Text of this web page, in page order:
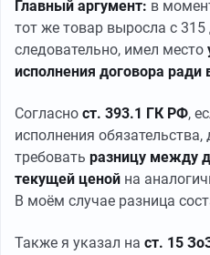
Главный аргумент: в
тот же товар выросла с 315
следовательно, имел место
исполнения договора
Согласно ст. 393.1 ГК РФ,
исполнения
требовать разницу между
текущей ценой на
В моём случае разница
Также я указал на ст. 15